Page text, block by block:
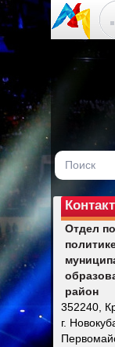
Отдел
район
352240,
г.